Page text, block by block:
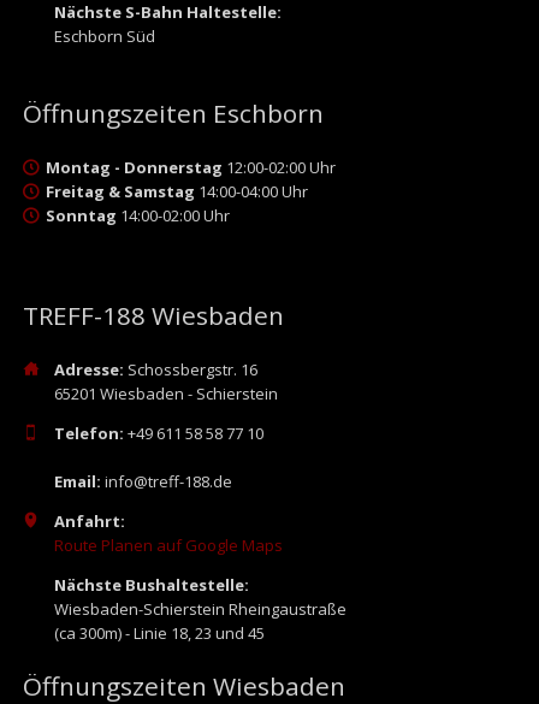
Nächste S-Bahn Haltestelle:
Eschborn Süd
Öffnungszeiten Eschborn
Montag - Donnerstag 12:00-02:00 Uhr
Freitag & Samstag 14:00-04:00 Uhr
Sonntag 14:00-02:00 Uhr
TREFF-188 Wiesbaden
Adresse: Schossbergstr. 16
65201 Wiesbaden - Schierstein
Telefon: +49 611 58 58 77 10
Email: info@treff-188.de
Anfahrt:
Route Planen auf Google Maps
Nächste Bushaltestelle:
Wiesbaden-Schierstein Rheingaustraße
(ca 300m) - Linie 18, 23 und 45
Öffnungszeiten Wiesbaden